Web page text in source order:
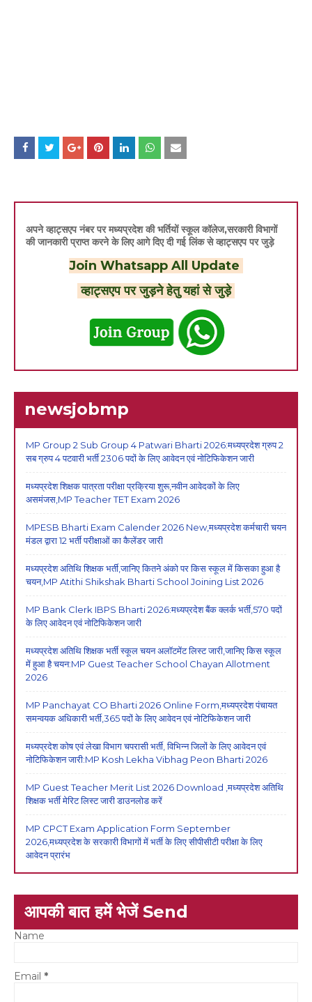
अपने व्हाट्सएप नंबर पर मध्यप्रदेश की भर्तियों स्कूल कॉलेज,सरकारी विभागों
की जानकारी प्राप्त करने के लिए आगे दिए दी गई लिंक से व्हाट्सएप पर जुड़े
Join Whatsapp All Update
व्हाट्सएप पर जुड़ने हेतु यहां से जुड़े
newsjobmp
MP Group 2 Sub Group 4 Patwari Bharti 2026:मध्यप्रदेश ग्रुप 2
सब ग्रुप 4 पटवारी भर्ती 2306 पदों के लिए आवेदन एवं नोटिफिकेशन जारी
मध्यप्रदेश शिक्षक पात्रता परीक्षा प्रक्रिया शुरू,नवीन आवेदकों के लिए
असमंजस,MP Teacher TET Exam 2026
MPESB Bharti Exam Calender 2026 New,मध्यप्रदेश कर्मचारी चयन
मंडल द्वारा 12 भर्ती परीक्षाओं का कैलेंडर जारी
मध्यप्रदेश अतिथि शिक्षक भर्ती,जानिए कितने अंको पर किस स्कूल में किसका हुआ है
चयन,MP Atithi Shikshak Bharti School Joining List 2026
MP Bank Clerk IBPS Bharti 2026:मध्यप्रदेश बैंक क्लर्क भर्ती,570 पदों
के लिए आवेदन एवं नोटिफिकेशन जारी
मध्यप्रदेश अतिथि शिक्षक भर्ती स्कूल चयन अलॉटमेंट लिस्ट जारी,जानिए किस स्कूल
में हुआ है चयन:MP Guest Teacher School Chayan Allotment
2026
MP Panchayat CO Bharti 2026 Online Form,मध्यप्रदेश पंचायत
समन्वयक अधिकारी भर्ती,365 पदों के लिए आवेदन एवं नोटिफिकेशन जारी
मध्यप्रदेश कोष एवं लेखा विभाग चपरासी भर्ती, विभिन्न जिलों के लिए आवेदन एवं
नोटिफिकेशन जारी:MP Kosh Lekha Vibhag Peon Bharti 2026
MP Guest Teacher Merit List 2026 Download ,मध्यप्रदेश अतिथि
शिक्षक भर्ती मेरिट लिस्ट जारी डाउनलोड करें
MP CPCT Exam Application Form September
2026,मध्यप्रदेश के सरकारी विभागों में भर्ती के लिए सीपीसीटी परीक्षा के लिए
आवेदन प्रारंभ
आपकी बात हमें भेजें Send
Name
Email *